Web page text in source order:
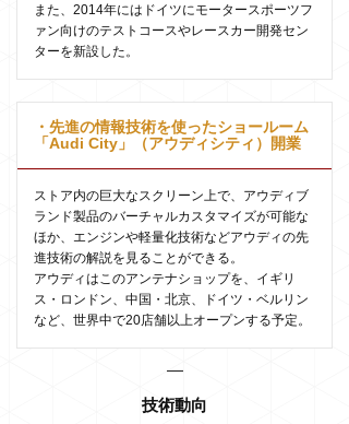
また、2014年にはドイツにモータースポーツフ
ァン向けのテストコースやレースカー開発セン
ターを新設した。
・先進の情報技術を使ったショールーム
「Audi City」（アウディシティ）開業
ストア内の巨大なスクリーン上で、アウディブ
ランド製品のバーチャルカスタマイズが可能な
ほか、エンジンや軽量化技術などアウディの先
進技術の解説を見ることができる。
アウディはこのアンテナショップを、イギリ
ス・ロンドン、中国・北京、ドイツ・ベルリン
など、世界中で20店舗以上オープンする予定。
技術動向